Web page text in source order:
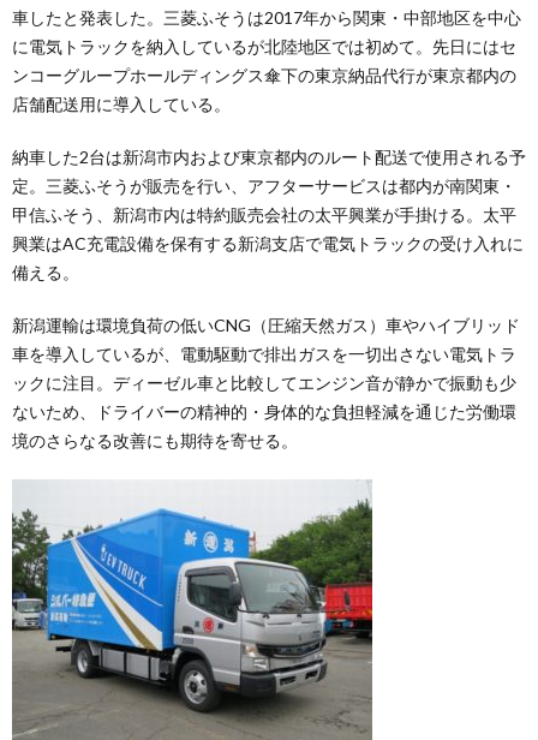
車したと発表した。三菱ふそうは2017年から関東・中部地区を中心
に電気トラックを納入しているが北陸地区では初めて。先日にはセ
ンコーグループホールディングス傘下の東京納品代行が東京都内の
店舗配送用に導入している。
納車した2台は新潟市内および東京都内のルート配送で使用される予
定。三菱ふそうが販売を行い、アフターサービスは都内が南関東・
甲信ふそう、新潟市内は特約販売会社の太平興業が手掛ける。太平
興業はAC充電設備を保有する新潟支店で電気トラックの受け入れに
備える。
新潟運輸は環境負荷の低いCNG（圧縮天然ガス）車やハイブリッド
車を導入しているが、電動駆動で排出ガスを一切出さない電気トラ
ックに注目。ディーゼル車と比較してエンジン音が静かで振動も少
ないため、ドライバーの精神的・身体的な負担軽減を通じた労働環
境のさらなる改善にも期待を寄せる。